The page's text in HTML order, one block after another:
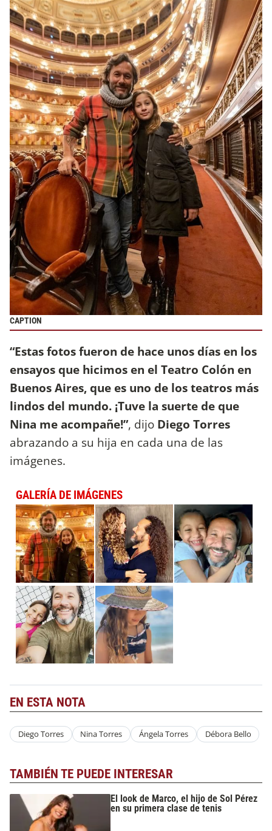
CAPTION
“Estas fotos fueron de hace unos días en los
ensayos que hicimos en el Teatro Colón en
Buenos Aires, que es uno de los teatros más
lindos del mundo. ¡Tuve la suerte de que
Nina me acompañe!”, dijo Diego Torres
abrazando a su hija en cada una de las
imágenes.
GALERÍA DE IMÁGENES
EN ESTA NOTA
Diego Torres Nina Torres Ángela Torres Débora Bello
TAMBIÉN TE PUEDE INTERESAR
El look de Marco, el hijo de Sol Pérez
en su primera clase de tenis